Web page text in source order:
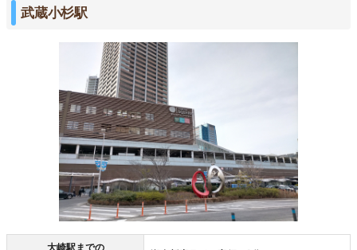
武蔵小杉駅
大崎駅までの